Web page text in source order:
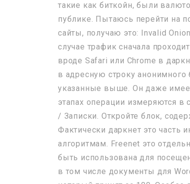
такие как биткойн, были
публике. Пытаюсь перейти на
сайты, получаю это: Invalid
случае трафик сначала
вроде Safari или Chrome в
в адресную строку анонимного
указанные выше. Он даже
этапах операции измеряются
/ Записки. Откройте блок,
Фактически даркнет это часть
алгоритмам. Freenet это
быть использована для
в том числе документы для